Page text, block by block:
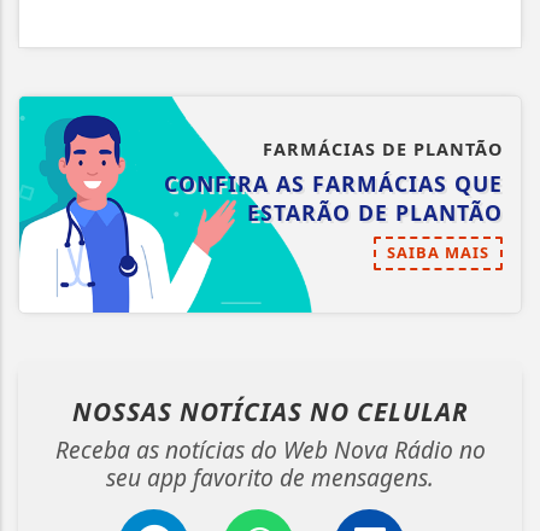
FARMÁCIAS DE PLANTÃO
CONFIRA AS FARMÁCIAS QUE
ESTARÃO DE PLANTÃO
SAIBA MAIS
NOSSAS NOTÍCIAS NO CELULAR
Receba as notícias do Web Nova Rádio no
seu app favorito de mensagens.